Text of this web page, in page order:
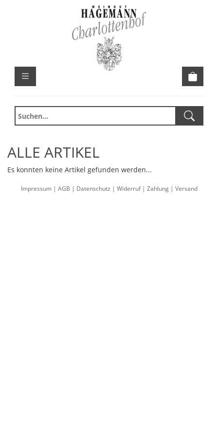
ALLE ARTIKEL
Es konnten keine Artikel gefunden werden...
Impressum | AGB | Datenschutz | Widerruf | Zahlung | Versand